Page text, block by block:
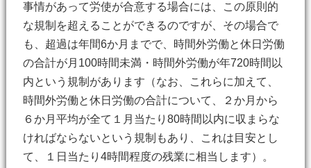
事情があって労使が合意する場合には、この原則的
な規制を超えることができるのですが、その場合で
も、超過は年間6か月までで、時間外労働と休日労働
の合計が月100時間未満・時間外労働が年720時間以
内という規制があります（なお、これらに加えて、
時間外労働と休日労働の合計について、２か月から
６か月平均が全て１月当たり80時間以内に収まらな
ければならないという規制もあり、これは目安とし
て、１日当たり4時間程度の残業に相当します）。